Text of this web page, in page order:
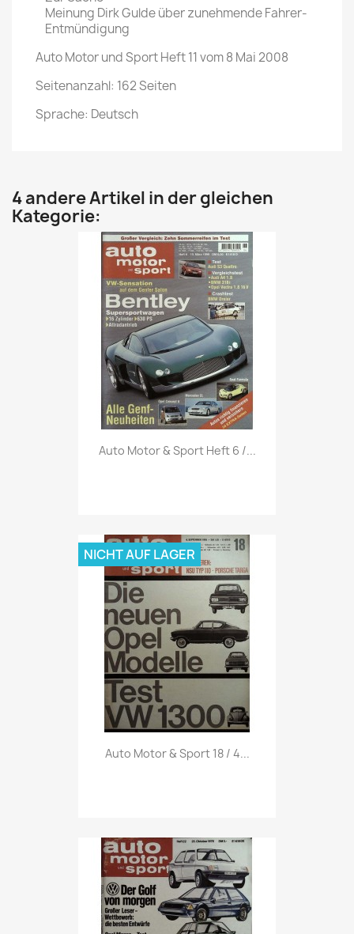
Meinung Dirk Gulde über zunehmende Fahrer-
Entmündigung
Auto Motor und Sport Heft 11 vom 8 Mai 2008
Seitenanzahl: 162 Seiten
Sprache: Deutsch
4 andere Artikel in der gleichen
Kategorie:
Vorschau
Auto Motor & Sport Heft 6 /...
Vorschau
Auto Motor & Sport 18 / 4...
NICHT AUF LAGER